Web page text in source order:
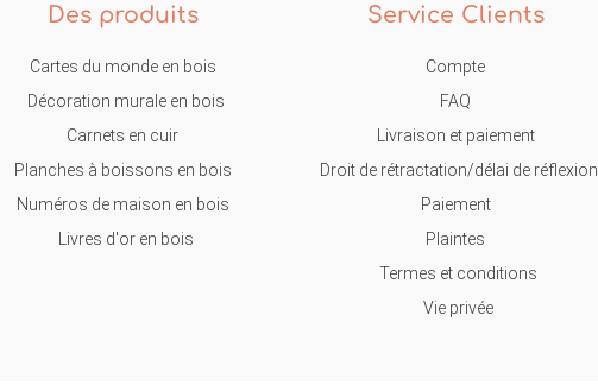
Des produits
Cartes du monde en bois
Décoration murale en bois
Carnets en cuir
Planches à boissons en bois
Numéros de maison en bois
Livres d'or en bois
Service Clients
Compte
FAQ
Livraison et paiement
Droit de rétractation/délai de réflexion
Paiement
Plaintes
Termes et conditions
Vie privée